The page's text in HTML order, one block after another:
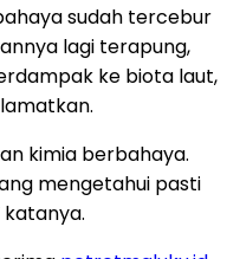
sudah tercebur
lagi terapung,
ke biota laut,
kimia berbahaya.
mengetahui pasti